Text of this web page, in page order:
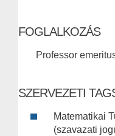
FOGLALKOZÁS
Professor
SZERVEZETI
Matematikai
(szavazati